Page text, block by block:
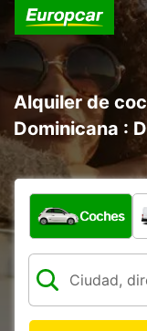
Alquiler de
Dominicana :
¿Qué tipo de
Coches